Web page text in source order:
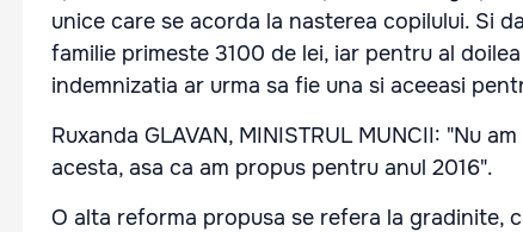
unice care se acorda la nasterea copilului. Si
familie primeste 3100 de lei, iar pentru al
indemnizatia ar urma sa fie una si aceeasi
Ruxanda GLAVAN, MINISTRUL MUNCII: "Nu
acesta, asa ca am propus pentru anul 2016".
O alta reforma propusa se refera la gradinite,